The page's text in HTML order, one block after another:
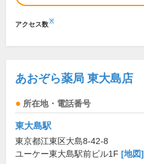
アクセス数※
あおぞら薬局 東大島店
所在地・電話番号
東大島駅
東京都江東区大島8-42-8
ユーケー東大島駅前ビル1F [地図]